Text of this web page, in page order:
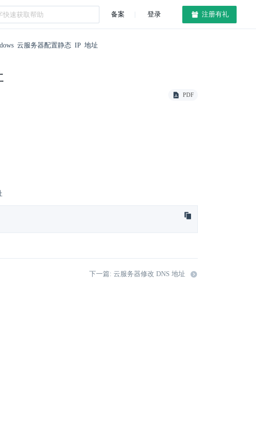
备案 登录 注册有礼
云服务器配置静态 IP 地址
PDF
下一篇: 云服务器修改 DNS 地址